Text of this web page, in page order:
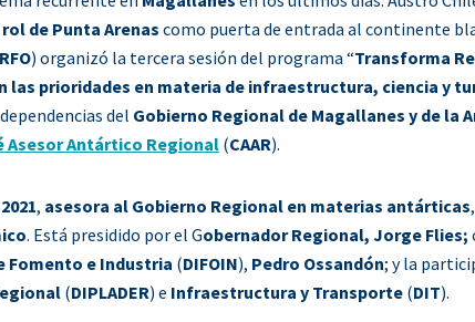
de Punta Arenas como puerta de entrada al continente
) organizó la tercera sesión del programa “Transforma
las prioridades en materia de infraestructura, ciencia y
del Gobierno Regional de Magallanes y de la
Asesor Antártico Regional (CAAR).
2021, asesora al Gobierno Regional en materias antárticas,
. Está presidido por el Gobernador Regional, Jorge Flies;
Fomento e Industria (DIFOIN), Pedro Ossandón; y la
(DIPLADER) e Infraestructura y Transporte (DIT).